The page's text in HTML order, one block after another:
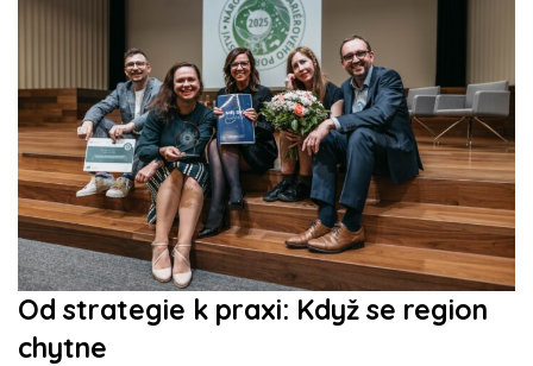
Od strategie k praxi: Když se region
chytne